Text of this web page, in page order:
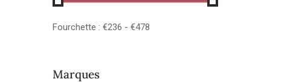
Fourchette : €236 - €478
Marques